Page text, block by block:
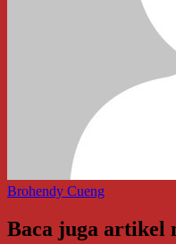
Brohendy Cueng
Baca juga artikel